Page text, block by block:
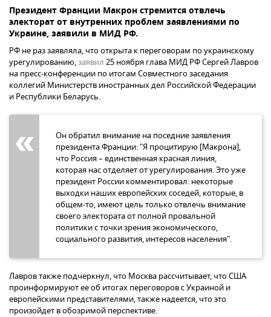
Президент Франции Макрон стремится отвлечь
электорат от внутренних проблем заявлениями по
Украине, заявили в МИД РФ.
РФ не раз заявляла, что открыта к переговорам по украинскому
урегулированию,заявил 25 ноября глава МИД РФ Сергей Лавров
на пресс-конференции по итогам Совместного заседания
коллегий Министерств иностранных дел Российской Федерации
и Республики Беларусь.
Он обратил внимание на поседние заявления
президента Франции: "Я процитирую [Макрона],
что Россия – единственная красная линия,
которая нас отделяет от урегулирования. Это уже
президент России комментировал: некоторые
выходки наших европейских соседей, которые, в
общем-то, имеют цель только отвлечь внимание
своего электората от полной провальной
политики с точки зрения экономического,
социального развития, интересов населения".
Лавров также подчеркнул, что Москва рассчитывает, что США
проинформируют ее об итогах переговоров с Украиной и
европейскими представителями, также надеется, что это
произойдет в обозримой перспективе.